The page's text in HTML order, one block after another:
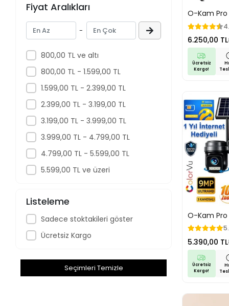
Fiyat Aralıkları
-
800,00 TL ve altı
800,00 TL - 1.599,00 TL
1.599,00 TL - 2.399,00 TL
2.399,00 TL - 3.199,00 TL
3.199,00 TL - 3.999,00 TL
3.999,00 TL - 4.799,00 TL
4.799,00 TL - 5.599,00 TL
5.599,00 TL ve üzeri
Listeleme
Sadece stoktakileri göster
Ücretsiz Kargo
Seçimleri Temizle
O-Kam
Enerjili 4G
İnternet
Ultra HD
Kablosuz
Görüşme
Görüşü
6.250,00 TL
Ücretsiz
Kargo!
O-Kam Pro
1 Yıl
Kameralı 3
Panelli
Güvenlik
Paketli Ok-
5.390,00 TL
Ücretsiz
Kargo!